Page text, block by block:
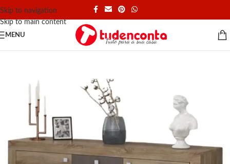
Skip to navigation
Skip to main content
MENU